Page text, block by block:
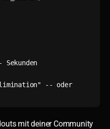
Sekunden
-- oder
mit deiner Community